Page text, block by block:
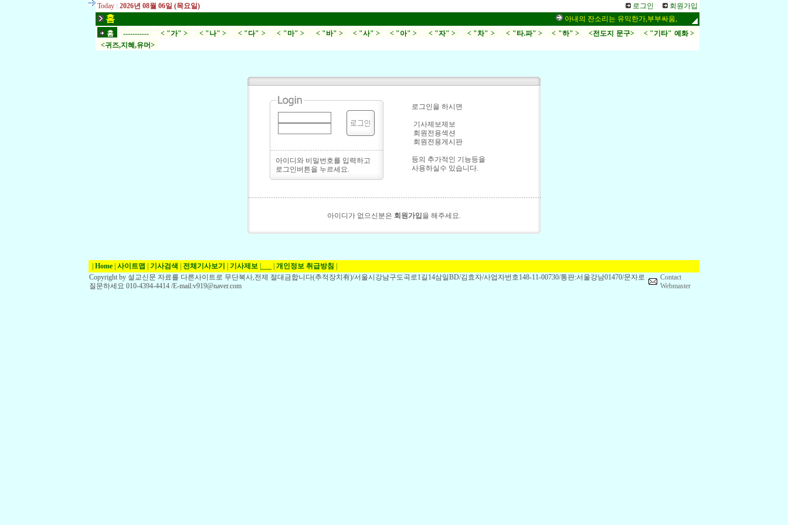
Today : 2026년 08월 06일 (목요일) 로그인 회원가입
홈 아내의 잔소리는 유익한가,부부싸움,가정
홈
----------- < "가" > < "나" > < "다" > < "마" > < "바" > < "사" > < "아" > < "자" > < "차" > < "타.파" > < "하" > <전도지 문구>
< "기타" 예화 >
<귀즈,지혜,유머>
아이디와 비밀번호를 입력하고
로그인버튼을 누르세요.
로그인을 하시면
기사제보제보
회원전용섹션
회원전용게시판
등의 추가적인 기능등을
사용하실수 있습니다.
아이디가 없으신분은 회원가입 을 해주세요.
Home 사이트맵 기사검색 전체기사보기 기사제보 개인정보 취급방침
Copyright by 설교신문 자료를 다른사이트로 무단복사,전제 절대금합니다(추적장치有)/서울시강남구도곡로1길14삼일BD/김효자/사업자번호148-11-00730/통판:서울강남01470/문자로
질문하세요 010-4394-4414 /E-mail:v919@naver.com
Contact
Webmaster